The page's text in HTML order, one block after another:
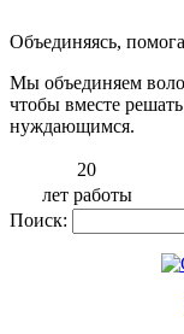
Объединяясь,
Мы объединяем
чтобы вместе
нуждающимся.
20
лет работы
Поиск: